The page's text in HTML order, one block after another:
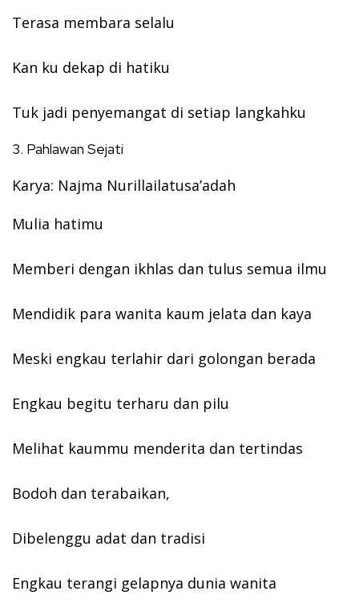
Terasa membara selalu
Kan ku dekap di hatiku
Tuk jadi penyemangat di setiap langkahku
3. Pahlawan Sejati
Karya: Najma Nurillailatusa’adah
Mulia hatimu
Memberi dengan ikhlas dan tulus semua ilmu
Mendidik para wanita kaum jelata dan kaya
Meski engkau terlahir dari golongan berada
Engkau begitu terharu dan pilu
Melihat kaummu menderita dan tertindas
Bodoh dan terabaikan,
Dibelenggu adat dan tradisi
Engkau terangi gelapnya dunia wanita